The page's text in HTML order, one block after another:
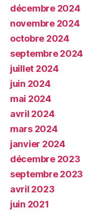
décembre 2024
novembre 2024
octobre 2024
septembre 2024
juillet 2024
juin 2024
mai 2024
avril 2024
mars 2024
janvier 2024
décembre 2023
septembre 2023
avril 2023
juin 2021